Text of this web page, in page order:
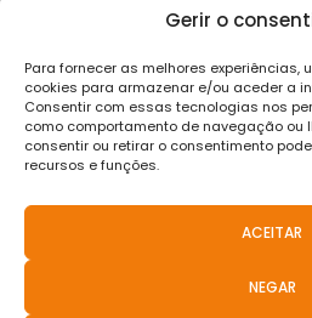
Gerir o
Para fornecer as melhores
cookies para armazenar e/ou aceder a
Consentir com essas tecnologias nos
como comportamento de navegação ou
consentir ou retirar o consentimento
recursos e funções.
ACEITAR
NEGAR
Projets et Initiatives
Contacts
SUIVEZ-NOUS
FAQS